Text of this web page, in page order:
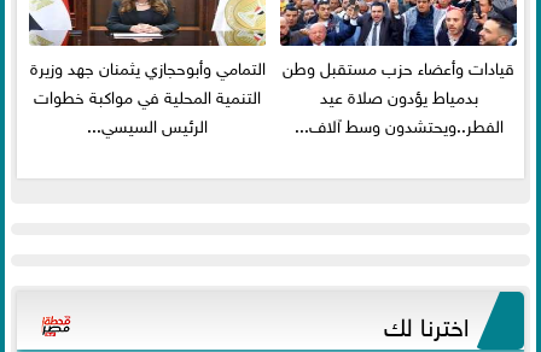
قيادات وأعضاء حزب مستقبل وطن
بدمياط يؤدون صلاة عيد
الفطر..ويحتشدون وسط آلاف...
التمامي وأبوحجازي يثمنان جهد وزيرة
التنمية المحلية في مواكبة خطوات
الرئيس السيسي...
اخترنا لك